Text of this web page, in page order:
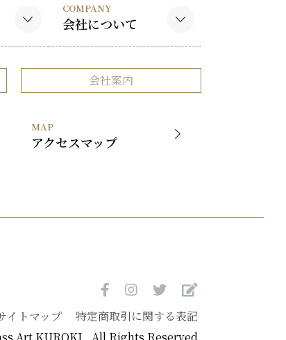
COMPANY
会社について
会社概要
事業内容
展覧会
会社案内
MAP
アクセスマップ
イトマップ
特定商取引に関する表記